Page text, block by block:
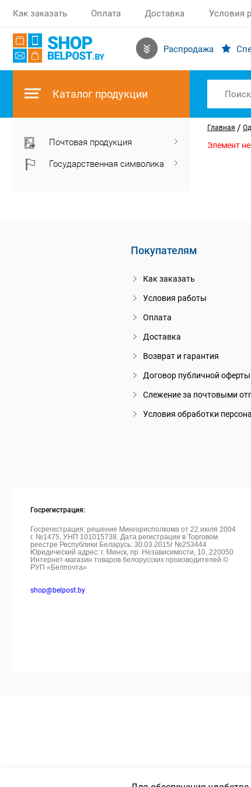
Как заказать Оплата Доставка Условия
Распродажа
Каталог продукции
Почтовая продукция
Государственная символика
Главная /
Элемент
Покупателям
Как заказать
Условия работы
Оплата
Доставка
Возврат и гарантия
Договор публичной оферты
Слежение за почтовыми
Условия обработки
Госрегистрация:
Госрегистрация: решение Мингорисполкома от 22 июля 2004
г. №1475, УНП 101015738. Дата регистрации в Торговом
реестре Республики Беларусь: 30.03.2015г №253444
Юридический адрес: г. Минск, пр. Независимости, 10, 220050
Интернет-магазин товаров белорусских производителей ©
РУП «Белпочта»
shop@belpost.by